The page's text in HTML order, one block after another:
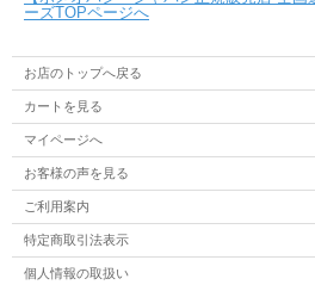
ーズTOPページへ
お店のトップへ戻る
カートを見る
マイページへ
お客様の声を見る
ご利用案内
特定商取引法表示
個人情報の取扱い